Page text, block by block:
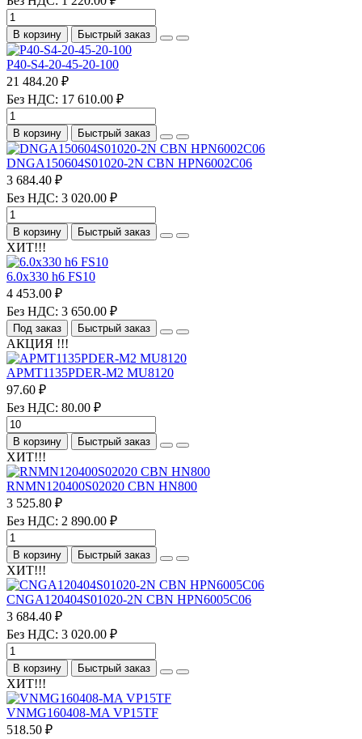
В корзину Быстрый заказ
P40-S4-20-45-20-100
21 484.20 ₽
Без НДС: 17 610.00 ₽
В корзину Быстрый заказ
DNGA150604S01020-2N CBN HPN6002C06
3 684.40 ₽
Без НДС: 3 020.00 ₽
В корзину Быстрый заказ
ХИТ!!!
6.0х330 h6 FS10
4 453.00 ₽
Без НДС: 3 650.00 ₽
Под заказ Быстрый заказ
АКЦИЯ !!!
APMT1135PDER-M2 MU8120
97.60 ₽
Без НДС: 80.00 ₽
В корзину Быстрый заказ
ХИТ!!!
RNMN120400S02020 CBN HN800
3 525.80 ₽
Без НДС: 2 890.00 ₽
В корзину Быстрый заказ
ХИТ!!!
CNGA120404S01020-2N CBN HPN6005C06
3 684.40 ₽
Без НДС: 3 020.00 ₽
В корзину Быстрый заказ
ХИТ!!!
VNMG160408-MA VP15TF
518.50 ₽